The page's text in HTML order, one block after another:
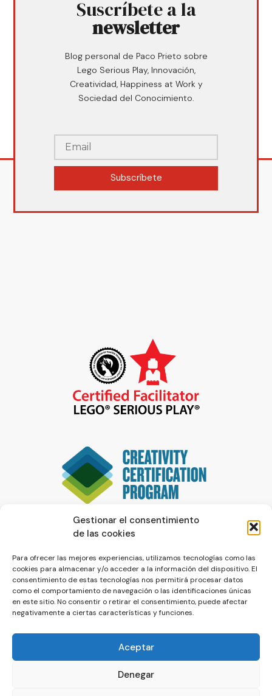
Gestionar el consentimiento
de las cookies
Para ofrecer las mejores experiencias, utilizamos tecnologías como las
cookies para almacenar y/o acceder a la información del dispositivo. El
consentimiento de estas tecnologías nos permitirá procesar datos
como el comportamiento de navegación o las identificaciones únicas
en este sitio. No consentir o retirar el consentimiento, puede afectar
negativamente a ciertas características y funciones.
Aceptar
Denegar
Suscríbete a la
newsletter
Blog personal de Paco Prieto sobre
Lego Serious Play, Innovación,
Creatividad, Happiness at Work y
Sociedad del Conocimiento.
Subscríbete